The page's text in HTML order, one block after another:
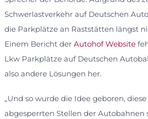
Schwerlastverkehr auf Deutschen
die Parkplätze an Raststätten längst
Einem Bericht der Autohof Website
Lkw Parkplätze auf Deutschen
also andere Lösungen her.
„Und so wurde die Idee geboren,
abgesperrten Stellen der Autobahnen